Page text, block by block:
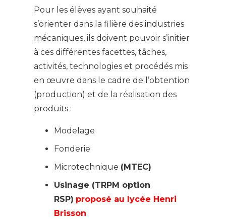
Pour les élèves ayant souhaité
s’orienter dans la filière des industries
mécaniques, ils doivent pouvoir s’initier
à ces différentes facettes, tâches,
activités, technologies et procédés mis
en œuvre dans le cadre de l’obtention
(production) et de la réalisation des
produits :
Modelage
Fonderie
Microtechnique (MTEC)
Usinage (TRPM option
RSP) proposé au lycée Henri
Brisson